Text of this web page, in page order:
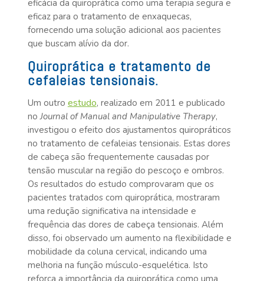
eficácia da quiroprática como uma terapia segura e
eficaz para o tratamento de enxaquecas,
fornecendo uma solução adicional aos pacientes
que buscam alívio da dor.
Quiroprática e tratamento de
cefaleias tensionais.
Um outro estudo, realizado em 2011 e publicado
noJournal of Manual and Manipulative Therapy,
investigou o efeito dos ajustamentos quiropráticos
no tratamento de cefaleias tensionais. Estas dores
de cabeça são frequentemente causadas por
tensão muscular na região do pescoço e ombros.
Os resultados do estudo comprovaram que os
pacientes tratados com quiroprática, mostraram
uma redução significativa na intensidade e
frequência das dores de cabeça tensionais. Além
disso, foi observado um aumento na flexibilidade e
mobilidade da coluna cervical, indicando uma
melhoria na função músculo-esquelética. Isto